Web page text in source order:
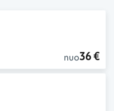
nuo36 €